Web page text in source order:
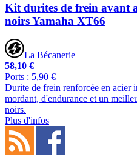
Kit durites de frein avant
noirs Yamaha XT66
La Bécanerie
58,10 €
Ports : 5,90 €
Durite de frein renforcée en acier
mordant, d'endurance et un
noirs.
Plus d'infos